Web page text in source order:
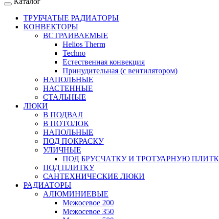
ТРУБЧАТЫЕ РАДИАТОРЫ
КОНВЕКТОРЫ
ВСТРАИВАЕМЫЕ
Helios Therm
Techno
Естественная конвекция
Принудительная (с вентилятором)
НАПОЛЬНЫЕ
НАСТЕННЫЕ
СТАЛЬНЫЕ
ЛЮКИ
В ПОДВАЛ
В ПОТОЛОК
НАПОЛЬНЫЕ
ПОД ПОКРАСКУ
УЛИЧНЫЕ
ПОД БРУСЧАТКУ И ТРОТУАРНУЮ
ПОД ПЛИТКУ
САНТЕХНИЧЕСКИЕ ЛЮКИ
РАДИАТОРЫ
АЛЮМИНИЕВЫЕ
Межосевое 200
Межосевое 350